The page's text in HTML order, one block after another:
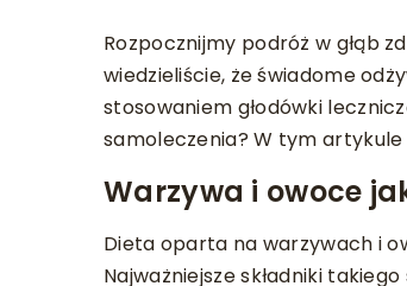
Rozpocznijmy podróż w głąb
wiedzieliście, że świadome
stosowaniem głodówki
samoleczenia? W tym
Warzywa i owoce
Dieta oparta na warzywach i
Najważniejsze składniki